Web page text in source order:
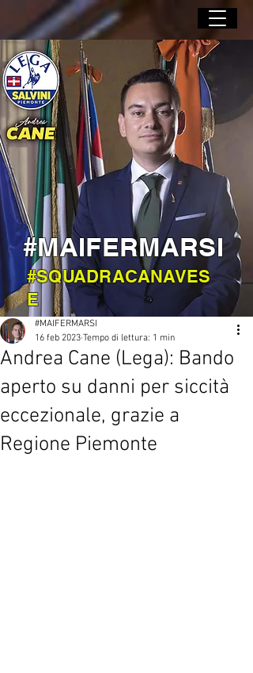
Andrea Cane (Lega): Bando
aperto su danni per siccità
eccezionale, grazie a
Regione Piemonte
#MAIFERMARSI
16 feb 2023 Tempo di lettura: 1 min
#MAIFERMARSI
#SQUADRACANAVES
E